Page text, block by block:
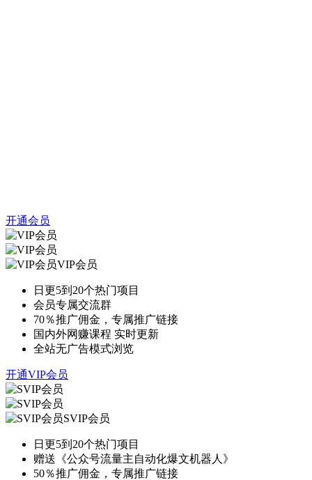
开通会员
VIP会员
日更5到20个热门项目
会员专属交流群
70％推广佣金，专属推广链接
国内外网赚课程 实时更新
全站无广告模式浏览
开通VIP会员
SVIP会员
日更5到20个热门项目
赠送《公众号流量主自动化爆文机器人》
50％推广佣金，专属推广链接